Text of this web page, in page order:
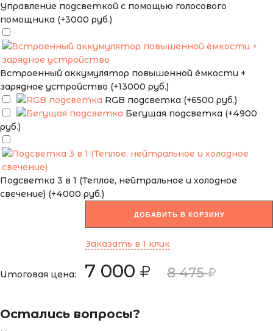
Управление подсветкой с помощью голосового
помощника (+3000 руб.)
Встроенный аккумулятор повышенной ёмкости +
зарядное устройство (+13000 руб.)
RGB подсветка (+6500 руб.)
Бегущая подсветка (+4900
руб.)
Подсветка 3 в 1 (Теплое, нейтральное и холодное
свечение) (+4000 руб.)
ДОБАВИТЬ В КОРЗИНУ
Заказать в 1 клик
Итоговая цена: 7 000 8 475
Остались вопросы?